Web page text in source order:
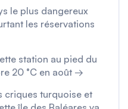
le plus dangereux
les réservations
station au pied du
20 °C en août →
criques turquoise et